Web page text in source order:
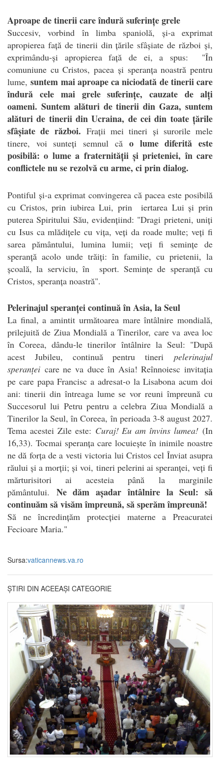
Aproape de tinerii care îndură suferințe grele
Succesiv, vorbind în limba spaniolă, și-a exprimat
apropierea față de tinerii din țările sfâșiate de război și,
exprimându-și apropierea față de ei, a spus: "În
comuniune cu Cristos, pacea și speranța noastră pentru
lume,suntem mai aproape ca niciodată de tinerii care
îndură cele mai grele suferințe, cauzate de alți
oameni. Suntem alături de tinerii din Gaza, suntem
alături de tinerii din Ucraina, de cei din toate țările
sfâșiate de război. Frații mei tineri și surorile mele
tinere, voi sunteți semnul căo lume diferită este
posibilă: o lume a fraternității și prieteniei, în care
conflictele nu se rezolvă cu arme, ci prin dialog.
Pontiful și-a exprimat convingerea că pacea este posibilă
cu Cristos, prin iubirea Lui, prin iertarea Lui și prin
puterea Spiritului Său, evidențiind: "Dragi prieteni, uniți
cu Isus ca mlădițele cu vița, veți da roade multe; veți fi
sarea pământului, lumina lumii; veți fi semințe de
speranță acolo unde trăiți: în familie, cu prietenii, la
școală, la serviciu, în sport. Semințe de speranță cu
Cristos, speranța noastră".
Pelerinajul speranței continuă în Asia, la Seul
La final, a amintit următoarea mare întâlnire mondială,
prilejuită de Ziua Mondială a Tinerilor, care va avea loc
în Coreea, dându-le tinerilor întâlnire la Seul: "După
acest Jubileu, continuă pentru tineri pelerinajul
speranței care ne va duce în Asia! Reînnoiesc invitația
pe care papa Francisc a adresat-o la Lisabona acum doi
ani: tinerii din întreaga lume se vor reuni împreună cu
Succesorul lui Petru pentru a celebra Ziua Mondială a
Tinerilor la Seul, în Coreea, în perioada 3-8 august 2027.
Tema acestei Zile este: Curaj! Eu am învins lumea! (In
16,33). Tocmai speranța care locuiește în inimile noastre
ne dă forța de a vesti victoria lui Cristos cel Înviat asupra
răului și a morții; și voi, tineri pelerini ai speranței, veți fi
mărturisitori ai acesteia până la marginile
pământului. Ne dăm așadar întâlnire la Seul: să
continuăm să visăm împreună, să sperăm împreună!
Să ne încredințăm protecției materne a Preacuratei
Fecioare Maria."
Sursa:vaticannews.va.ro
ȘTIRI DIN ACEEAȘI CATEGORIE